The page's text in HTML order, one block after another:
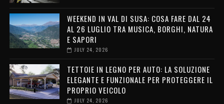
WEEKEND IN VAL DI SUSA: COSA FARE DAL 24
AL 26 LUGLIO TRA MUSICA, BORGHI, NATURA
E SAPORI
JULY 24, 2026
TETTOIE IN LEGNO PER AUTO: LA SOLUZIONE
ELEGANTE E FUNZIONALE PER PROTEGGERE IL
PROPRIO VEICOLO
JULY 24, 2026